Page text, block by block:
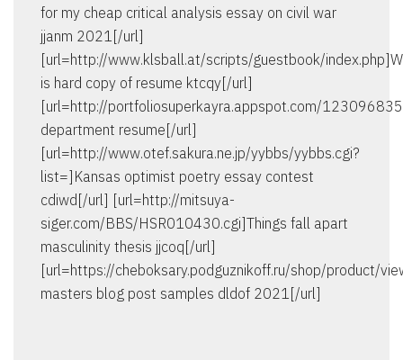
for my cheap critical analysis essay on civil war
jjanm 2021[/url]
[url=http://www.klsball.at/scripts/guestbook/
is hard copy of resume ktcqy[/url]
[url=http://portfoliosuperkayra.appspot.com/
department resume[/url]
[url=http://www.otef.sakura.ne.jp/yybbs/yybbs.cgi?
list=]Kansas optimist poetry essay contest
cdiwd[/url] [url=http://mitsuya-
siger.com/BBS/HSR010430.cgi]Things fall apart
masculinity thesis jjcoq[/url]
[url=https://cheboksary.podguznikoff.ru/shop/product/
masters blog post samples dldof 2021[/url]